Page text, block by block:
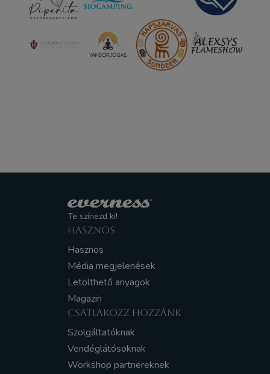
Te színezd ki!
HASZNOS
Hasznos
Média megjelenések
Letölthető anyagok
Magazin
CSATLAKOZZ HOZZÁNK
Szolgáltatóknak
Vendéglátósoknak
Workshop partnereknek